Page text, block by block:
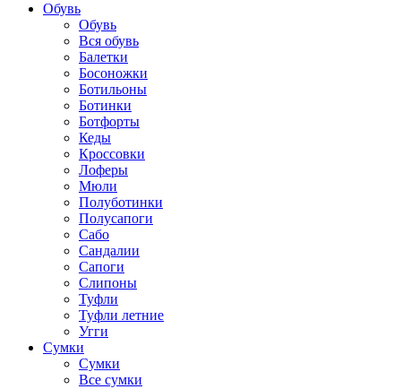
Обувь
Обувь
Вся обувь
Балетки
Босоножки
Ботильоны
Ботинки
Ботфорты
Кеды
Кроссовки
Лоферы
Мюли
Полуботинки
Полусапоги
Сабо
Сандалии
Сапоги
Слипоны
Туфли
Туфли летние
Угги
Сумки
Сумки
Все сумки